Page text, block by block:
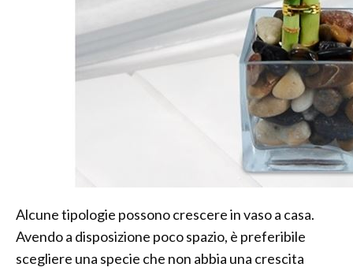
Alcune tipologie possono crescere in vaso a casa.
Avendo a disposizione poco spazio, è preferibile
scegliere una specie che non abbia una crescita